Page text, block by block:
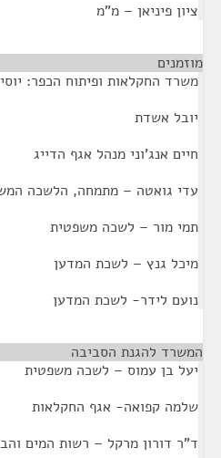
ציון פיניאן – מ"מ
מוזמנים
משרד החקלאות ופיתוח הכפר:
יובל אשדת
חיים אנג'וני מנהל אגף הדייג
עדי גואטה – מתמחה, הלשכה
תמי מור – לשכה משפטית
מיכל גנץ – לשכת המדען
נועם לידר- לשכת המדען
המשרד להגנת הסביבה
יעל בן עמוס – לשכה משפטית
שלמה קפואה- אגף החקלאות
ד"ר דורון מרקל – רשות המים